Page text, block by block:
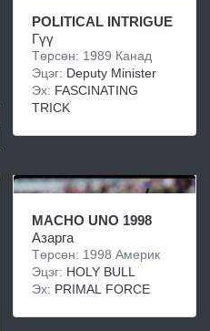
POLITICAL INTRIGUE
Гүү
Төрсөн: 1989 Канад
Эцэг: Deputy Minister
Эх: FASCINATING
TRICK
MACHO UNO 1998
Азарга
Төрсөн: 1998 Америк
Эцэг: HOLY BULL
Эх: PRIMAL FORCE